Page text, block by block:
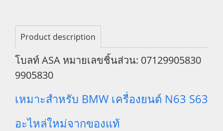
Product description
โบลท์ ASA หมายเลขชิ้นส่วน: 07129905830
9905830
เหมาะสำหรับ BMW เครื่องยนต์ N63 S63
อะไหล่ใหม่จากของแท้